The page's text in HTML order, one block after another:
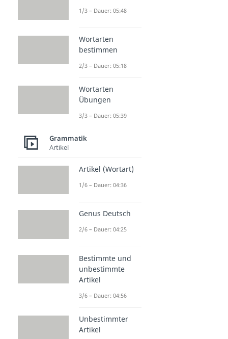
1/3 – Dauer: 05:48
Wortarten
bestimmen
2/3 – Dauer: 05:18
Wortarten
Übungen
3/3 – Dauer: 05:39
Grammatik
Artikel
Artikel (Wortart)
1/6 – Dauer: 04:36
Genus Deutsch
2/6 – Dauer: 04:25
Bestimmte und
unbestimmte
Artikel
3/6 – Dauer: 04:56
Unbestimmter
Artikel